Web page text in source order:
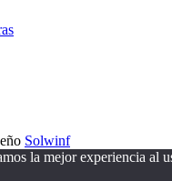
Solwinf
la mejor experiencia al